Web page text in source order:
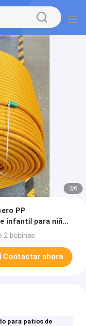
2/6
PP
infantil para niños
2 bobinas
Contactar ahora
para patios de